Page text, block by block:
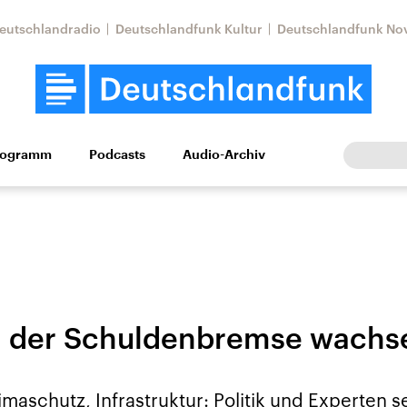
Deutschlandfunk Kultur Deutschlandfunk
Wissen Kultur Europa
Beiträge,
Aktuelle Lage und
Aktuelle Lage und
Podcasts Audio-Archiv
der Schuldenbremse
Infrastruktur: Politik und Experten